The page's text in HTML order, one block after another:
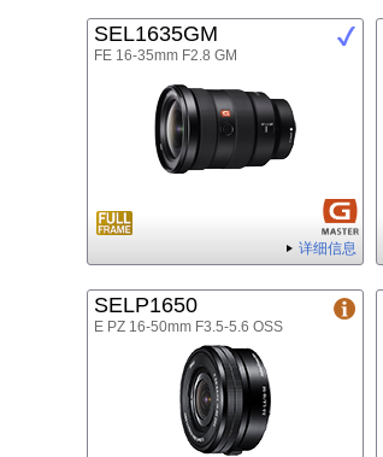
SEL1635GM
FE 16-35mm F2.8 GM
详细信息
SELP1650
E PZ 16-50mm F3.5-5.6 OSS